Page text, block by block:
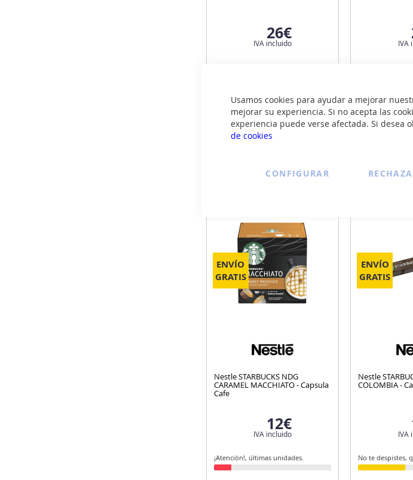
Usamos cookies para ayudar a mejorar
mejorar su experiencia. Si no acepta las
experiencia puede verse afectada. Si desea
de cookies
CONFIGURAR
26€
IVA incluido
Añadir
Recíbelo:
Mañana 8 de Agosto
IVA
Más
ENVÍO
GRATIS
Nestle STARBUCKS NDG
CARAMEL MACCHIATO - Capsula
Cafe
12€
IVA incluido
¡Atención!, últimas unidades.
ENVÍO
GRATIS
Nestle
COLOMBIA -
IVA
No te despistes,